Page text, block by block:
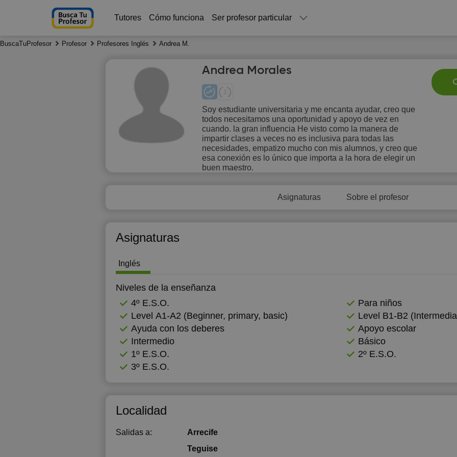
Tutores Cómo funciona Ser profesor particular
BuscaTuProfesor Profesor Profesores Inglés Andrea M.
Andrea Morales
Soy estudiante universitaria y me encanta ayudar, creo que
todos necesitamos una oportunidad y apoyo de vez en
cuando. la gran influencia He visto como la manera de
impartir clases a veces no es inclusiva para todas las
necesidades, empatizo mucho con mis alumnos, y creo que
esa conexión es lo único que importa a la hora de elegir un
buen maestro.
Asignaturas Sobre el profesor
Asignaturas
Inglés
Niveles de la enseñanza
4º E.S.O.
Para niños
Level А1-А2 (Beginner, primary, basic)
Level B1-B2
Ayuda con los deberes
Apoyo escolar
Intermedio
Básico
1º E.S.O.
2º E.S.O.
3º E.S.O.
Localidad
Salidas a:
Arrecife
Teguise
Sa
8
Su
9
Mo
10
Tu
11
We